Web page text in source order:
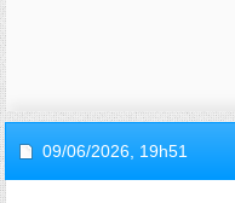
09/06/2026, 19h51